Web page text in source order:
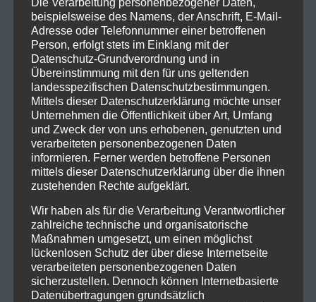
beispielsweise des Namens, der Anschrift, E-Mail-
Adresse oder Telefonnummer einer betroffenen
Person, erfolgt stets im Einklang mit der
Datenschutz-Grundverordnung und in
Übereinstimmung mit den für uns geltenden
landesspezifischen Datenschutzbestimmungen.
Mittels dieser Datenschutzerklärung möchte unser
Unternehmen die Öffentlichkeit über Art, Umfang
und Zweck der von uns erhobenen, genutzten und
verarbeiteten personenbezogenen Daten
informieren. Ferner werden betroffene Personen
mittels dieser Datenschutzerklärung über die ihnen
zustehenden Rechte aufgeklärt.
Wir haben als für die Verarbeitung Verantwortlicher
zahlreiche technische und organisatorische
Maßnahmen umgesetzt, um einen möglichst
lückenlosen Schutz der über diese Internetseite
verarbeiteten personenbezogenen Daten
sicherzustellen. Dennoch können Internetbasierte
Datenübertragungen grundsätzlich